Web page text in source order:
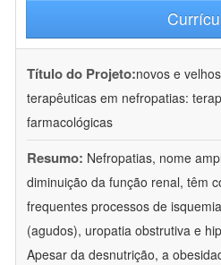
Título do Projeto:novos e
terapêuticas em nefropatias:
farmacológicas
Resumo: Nefropatias, nome
diminuição da função renal, têm
frequentes processos de
(agudos), uropatia obstrutiva e
Apesar da desnutrição, a